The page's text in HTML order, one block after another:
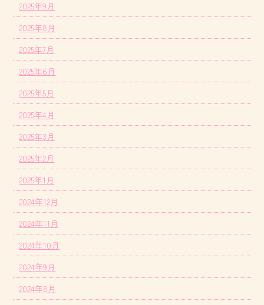
2025年9月
2025年8月
2025年7月
2025年6月
2025年5月
2025年4月
2025年3月
2025年2月
2025年1月
2024年12月
2024年11月
2024年10月
2024年9月
2024年8月